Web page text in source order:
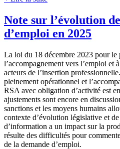
Note sur l’évolution
d’emploi en 2025
La loi du 18 décembre 2023 pour
l’accompagnement vers l’emploi et
acteurs de l’insertion
pleinement opérationnel et
RSA avec obligation d’activité est
ajustements sont encore en
sanctions et les moyens humains
contexte d’évolution législative et
d’information a un impact sur la
résulte des difficultés pour
de la demande d’emploi.